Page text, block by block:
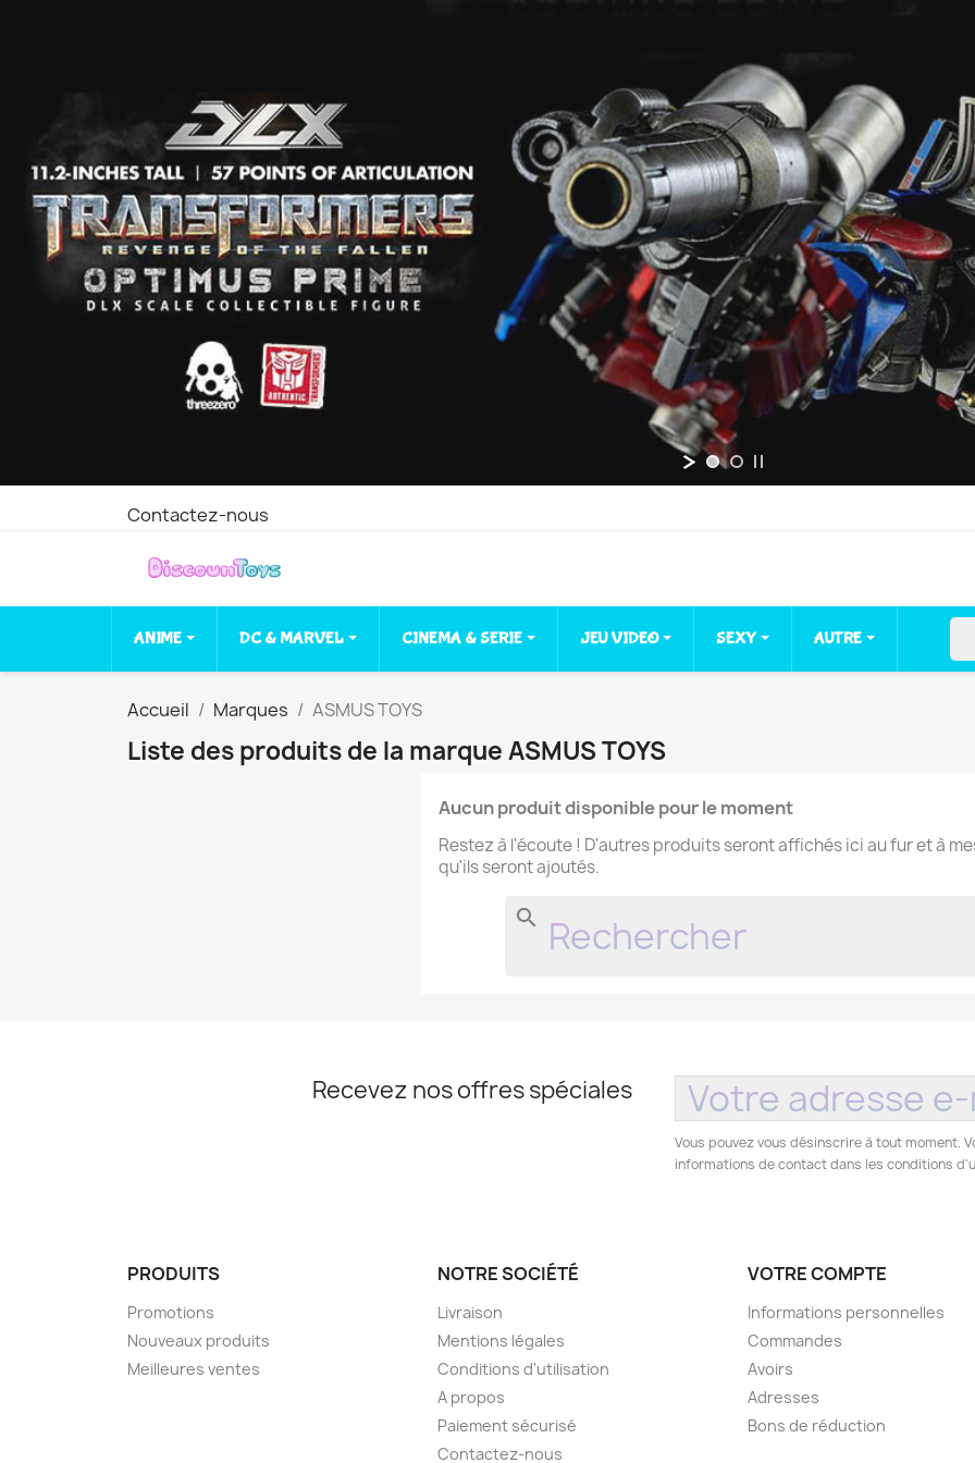
Contactez-nous
ANIME DC & MARVEL CINEMA & SERIE JEU VIDEO SEXY AUTRE
Accueil Marques ASMUS TOYS
Liste des produits de la marque ASMUS TOYS
Aucun produit disponible pour le moment
Restez à l'écoute ! D'autres produits seront affichés ici au fur et à
qu'ils seront ajoutés.
search
Recevez nos offres spéciales
Vous pouvez vous désinscrire à tout moment.
informations de contact dans les conditions
PRODUITS
Promotions
Nouveaux produits
Meilleures ventes
NOTRE SOCIÉTÉ
Livraison
Mentions légales
Conditions d'utilisation
A propos
Paiement sécurisé
Contactez-nous
VOTRE COMPTE
Informations personnelles
Commandes
Avoirs
Adresses
Bons de réduction